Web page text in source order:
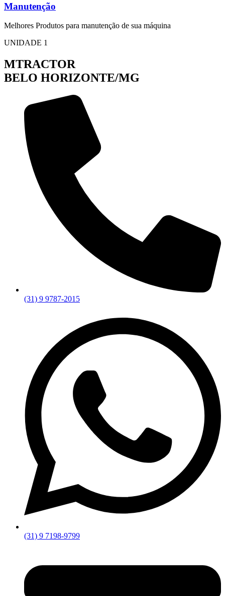
Manutenção
Melhores Produtos para manutenção de sua máquina
UNIDADE 1
MTRACTOR
BELO HORIZONTE/MG
(31) 9 9787-2015
(31) 9 7198-9799